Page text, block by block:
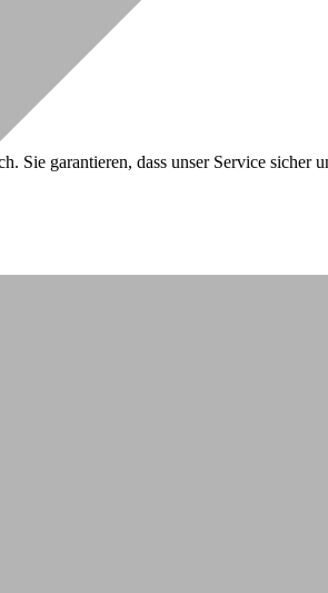
garantieren, dass unser Service